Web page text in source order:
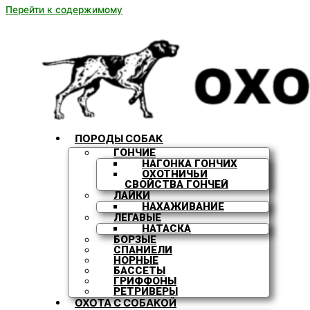
Перейти к содержимому
ПОРОДЫ СОБАК
ГОНЧИЕ
НАГОНКА ГОНЧИХ
ОХОТНИЧЬИ
СВОЙСТВА ГОНЧЕЙ
ЛАЙКИ
НАХАЖИВАНИЕ
ЛЕГАВЫЕ
НАТАСКА
БОРЗЫЕ
СПАНИЕЛИ
НОРНЫЕ
БАССЕТЫ
ГРИФФОНЫ
РЕТРИВЕРЫ
ОХОТА С СОБАКОЙ